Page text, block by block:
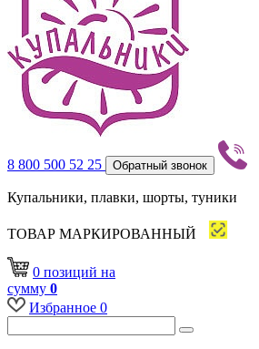
8 800 500 52 25 Обратный звонок
Купальники, плавки, шорты, туники
ТОВАР МАРКИРОВАННЫЙ
0 позиций на
сумму 0
Избранное 0